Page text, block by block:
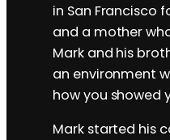
in San Francisco
and a mother
Mark and his
an environment
how you showed
Mark started his